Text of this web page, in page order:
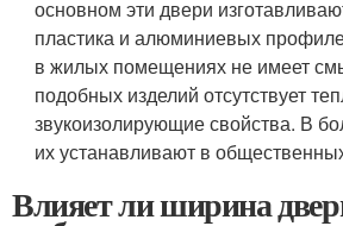
основном эти двери
пластика и алюминиевых
в жилых помещениях не имеет
подобных изделий отсутствует
звукоизолирующие свойства. В
их устанавливают в
Влияет ли ширина